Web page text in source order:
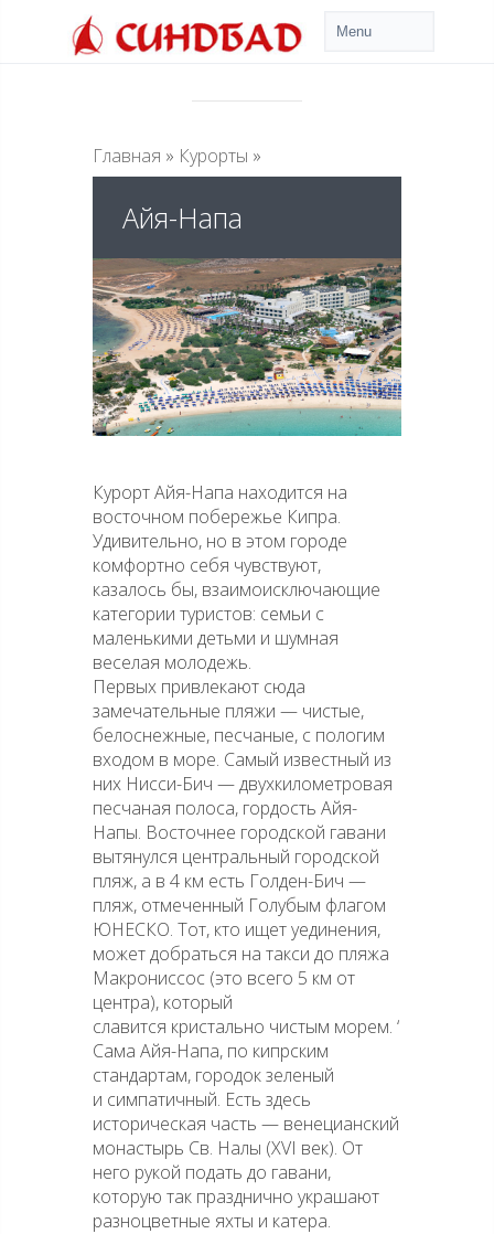
Главная » Курорты »
Айя-Напа
Курорт Айя-Напа находится на
восточном побережье Кипра.
Удивительно, но в этом городе
комфортно себя чувствуют,
казалось бы, взаимоисключающие
категории туристов: семьи с
маленькими детьми и шумная
веселая молодежь.
Первых привлекают сюда
замечательные пляжи — чистые,
белоснежные, песчаные, с пологим
входом в море. Самый известный из
них Нисси-Бич — двухкилометровая
песчаная полоса, гордость Айя-
Напы. Восточнее городской гавани
вытянулся центральный городской
пляж, а в 4 км есть Голден-Бич —
пляж, отмеченный Голубым флагом
ЮНЕСКО. Тот, кто ищет уединения,
может добраться на такси до пляжа
Макрониссос (это всего 5 км от
центра), который
славится кристально чистым морем. ‘
Сама Айя-Напа, по кипрским
стандартам, городок зеленый
и симпатичный. Есть здесь
историческая часть — венецианский
монастырь Св. Налы (XVI век). От
него рукой подать до гавани,
которую так празднично украшают
разноцветные яхты и катера.